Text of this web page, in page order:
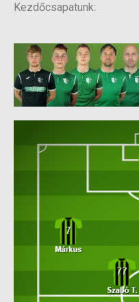
Kezdőcsapatunk: